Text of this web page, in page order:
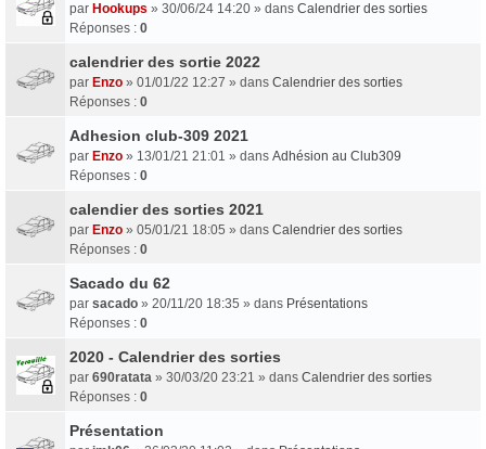
par Hookups » 30/06/24 14:20 » dans Calendrier des sorties
Réponses : 0
calendrier des sortie 2022
par Enzo » 01/01/22 12:27 » dans Calendrier des sorties
Réponses : 0
Adhesion club-309 2021
par Enzo » 13/01/21 21:01 » dans Adhésion au Club309
Réponses : 0
calendier des sorties 2021
par Enzo » 05/01/21 18:05 » dans Calendrier des sorties
Réponses : 0
Sacado du 62
par sacado » 20/11/20 18:35 » dans Présentations
Réponses : 0
2020 - Calendrier des sorties
par 690ratata » 30/03/20 23:21 » dans Calendrier des sorties
Réponses : 0
Présentation